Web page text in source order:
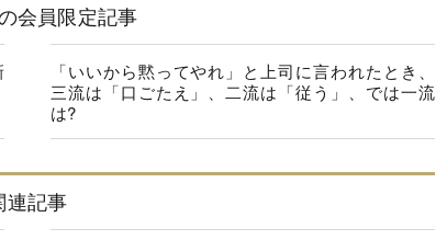
会員限定記事
「いいから黙ってやれ」と上司に言われたとき、
三流は「口ごたえ」、二流は「従う」、では一流
は?
連記事